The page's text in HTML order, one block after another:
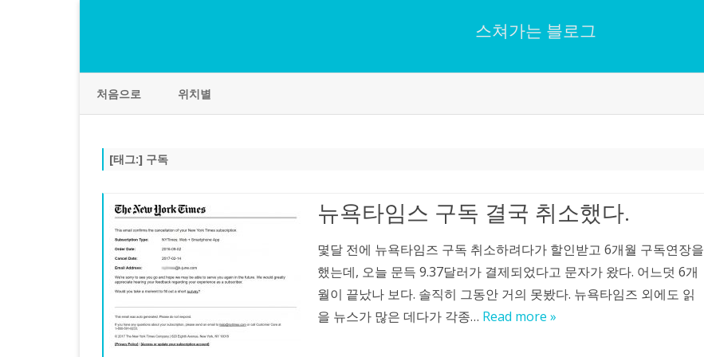
스쳐가는 블로그
처음으로 위치별
[태그:] 구독
뉴욕타임스 구독 결국 취소했다.
몇달 전에 뉴욕타임즈 구독 취소하려다가 할인받고 6개월 구독연장을
했는데, 오늘 문득 9.37달러가 결제되었다고 문자가 왔다. 어느덧 6개
월이 끝났나 보다. 솔직히 그동안 거의 못봤다. 뉴욕타임즈 외에도 읽
을 뉴스가 많은 데다가 각종… Read more »